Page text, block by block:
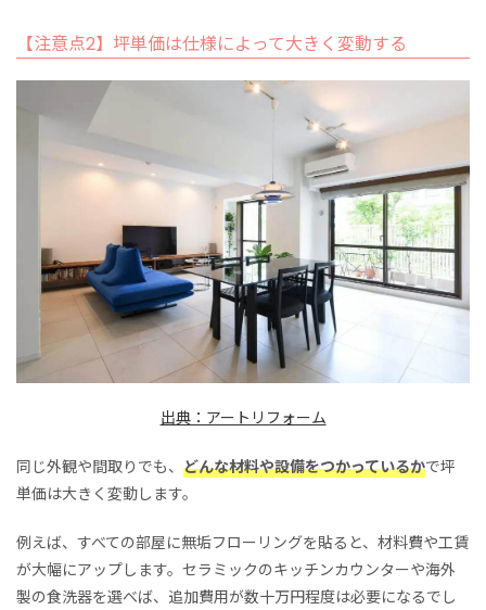
【注意点2】坪単価は仕様によって大きく変動する
出典：アートリフォーム
同じ外観や間取りでも、 どんな材料や設備をつかっているかで坪
単価は大きく変動します。
例えば、すべての部屋に無垢フローリングを貼ると、材料費や工賃
が大幅にアップします。セラミックのキッチンカウンターや海外
製の食洗器を選べば、追加費用が数十万円程度は必要になるでし